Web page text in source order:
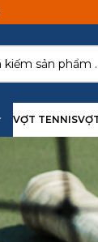
VỢT TENNIS